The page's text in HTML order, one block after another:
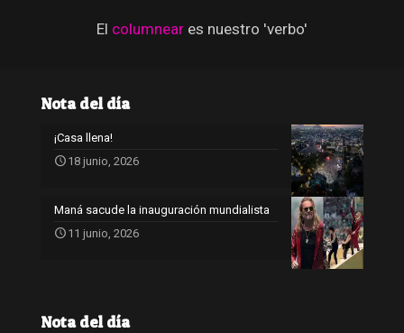
El columnear es nuestro 'verbo'
Nota del día
¡Casa llena!
18 junio, 2026
Maná sacude la inauguración mundialista
11 junio, 2026
Nota del día